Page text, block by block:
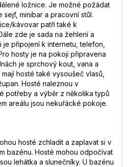
ložnice. Je možné požádat
minibar a pracovní stůl.
kávovar patří také k
zde je sada na žehlení a
je připojení k internetu, telefon,
hosty je na pokoji připravena
je sprchový kout, vana a
hosté také vysoušeč vlasů,
Hosté naleznou v
potřeby a výběr z několika typů
areálu jsou nekuřácké pokoje.
hosté zchladit a zaplavat si v
bazénu. Hosté mohou odpočívat
lehátka a slunečníky. U bazénu